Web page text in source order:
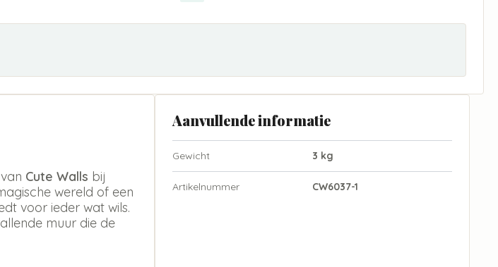
Cute Walls bij
wereld of een
voor ieder wat wils.
muur die de
Aanvullende informatie
Gewicht 3 kg
Artikelnummer CW6037-1